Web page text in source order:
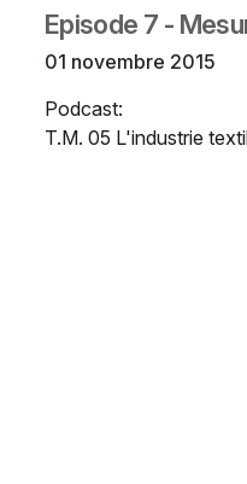
Episode 7 -
01 novembre 2015
Podcast:
T.M. 05 L'industrie